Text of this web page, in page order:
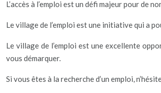
L’accès à l’emploi est un défi majeur pour
Le village de l’emploi est une initiative qui a
Le village de l’emploi est une excellente
vous démarquer.
Si vous êtes à la recherche d’un emploi,